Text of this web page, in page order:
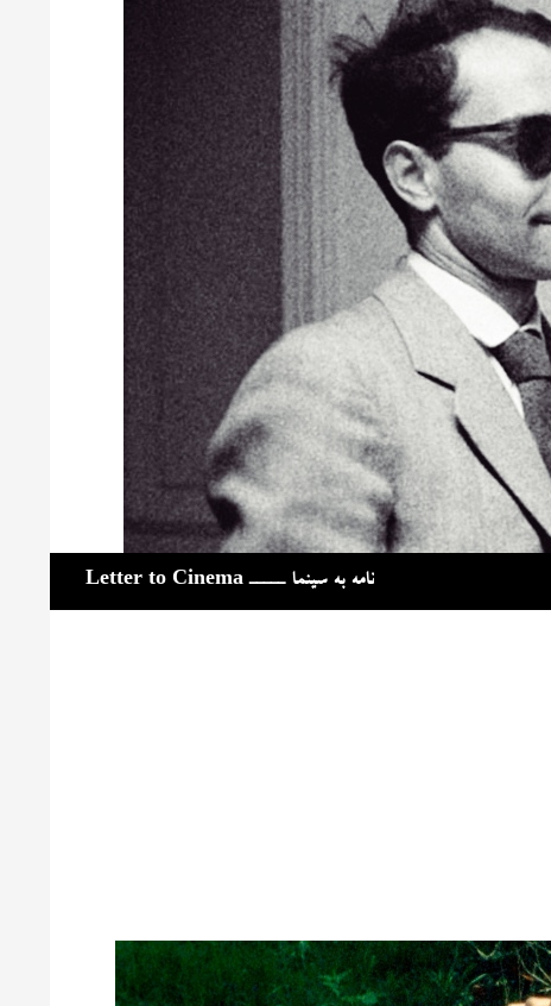
نامه به سینما ـــــ Letter to Cinema